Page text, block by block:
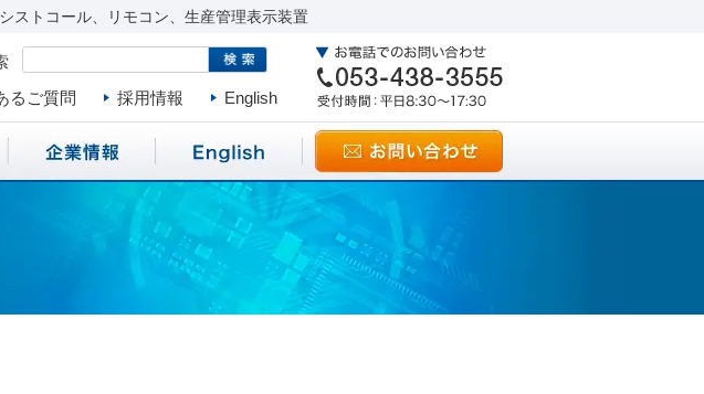
ストコール、リモコン、生産管理表示装置
るご質問 採用情報 English